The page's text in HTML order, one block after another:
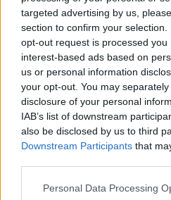
targeted advertising by us,
section to confirm your
opt-out request is processed you
interest-based ads based on
us or personal information
your opt-out. You may
disclosure of your personal
IAB’s list of downstream
also be disclosed by us to third
Downstream Participants that
Personal Data Processing
04/08/26|
Ίδρυμα
27 στα
03/08/26|
Όμιλος
20% στα